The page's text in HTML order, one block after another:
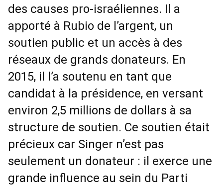
des causes pro-israéliennes. Il a
apporté à Rubio de l’argent, un
soutien public et un accès à des
réseaux de grands donateurs. En
2015, il l’a soutenu en tant que
candidat à la présidence, en versant
environ 2,5 millions de dollars à sa
structure de soutien. Ce soutien était
précieux car Singer n’est pas
seulement un donateur : il exerce une
grande influence au sein du Parti